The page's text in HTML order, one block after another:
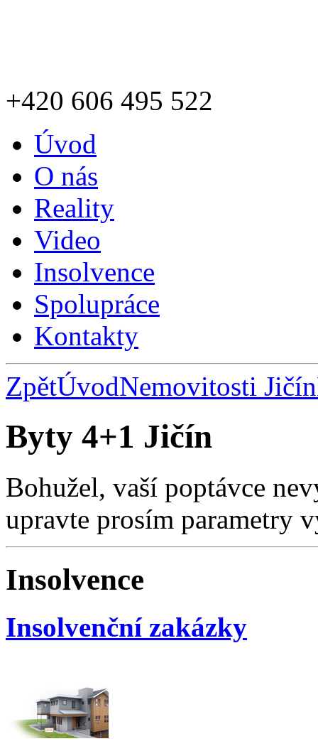
+420 606 495 522
Úvod
O nás
Reality
Video
Insolvence
Spolupráce
Kontakty
ZpětÚvodNemovitosti Jičín
Byty 4+1 Jičín
Bohužel, vaší poptávce
upravte prosím parametry
Insolvence
Insolvenční zakázky